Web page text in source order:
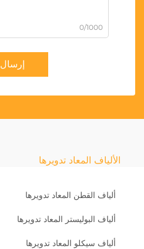
0/1000
إرسال
الألياف المعاد تدويرها
ألياف القطن المعاد تدويرها
ألياف البوليستر المعاد تدويرها
ألياف سيكلو المعاد تدويرها